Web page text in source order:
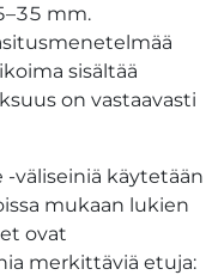
mm.
sisältää
on vastaavasti
-väliseiniä käytetään
mukaan lukien
ovat
merkittäviä etuja: